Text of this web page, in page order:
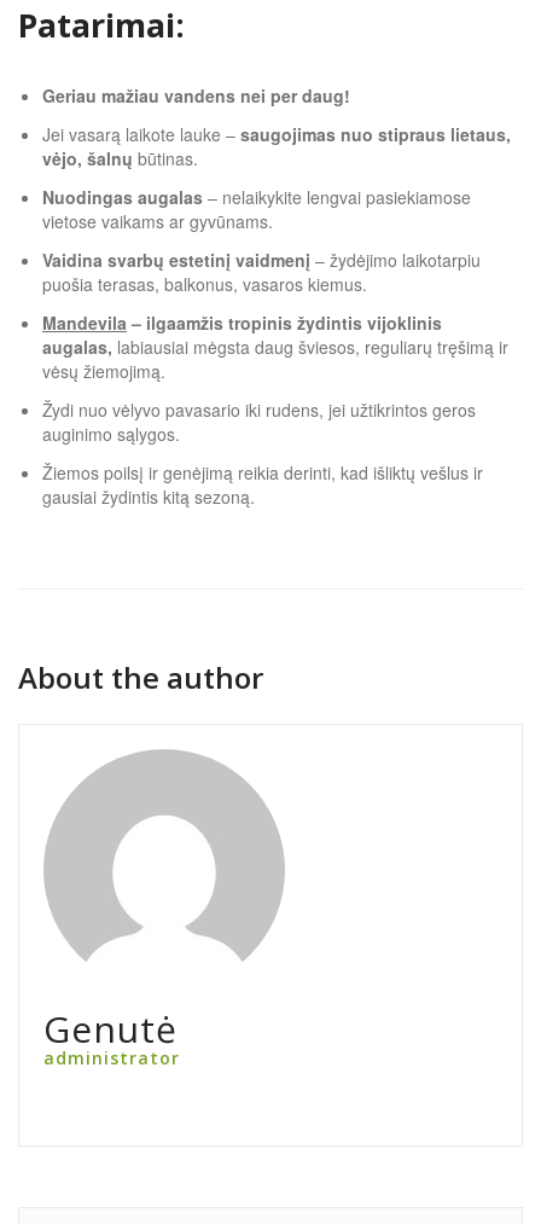
Patarimai:
Geriau mažiau vandens nei per daug!
Jei vasarą laikote lauke – saugojimas nuo stipraus lietaus,
vėjo, šalnų būtinas.
Nuodingas augalas – nelaikykite lengvai pasiekiamose
vietose vaikams ar gyvūnams.
Vaidina svarbų estetinį vaidmenį – žydėjimo laikotarpiu
puošia terasas, balkonus, vasaros kiemus.
Mandevila – ilgaamžis tropinis žydintis vijoklinis
augalas, labiausiai mėgsta daug šviesos, reguliarų tręšimą ir
vėsų žiemojimą.
Žydi nuo vėlyvo pavasario iki rudens, jei užtikrintos geros
auginimo sąlygos.
Žiemos poilsį ir genėjimą reikia derinti, kad išliktų vešlus ir
gausiai žydintis kitą sezoną.
About the author
Genutė
administrator